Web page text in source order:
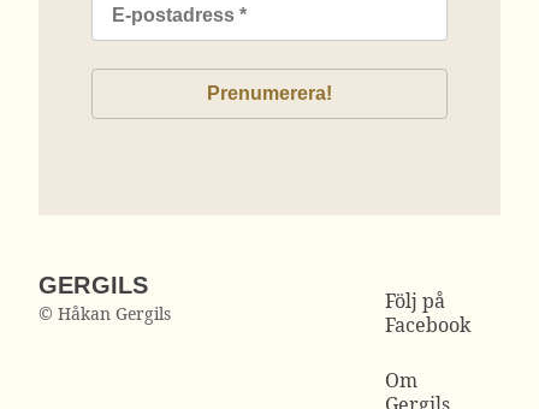
GERGILS
© Håkan Gergils
Följ på
Facebook
Om